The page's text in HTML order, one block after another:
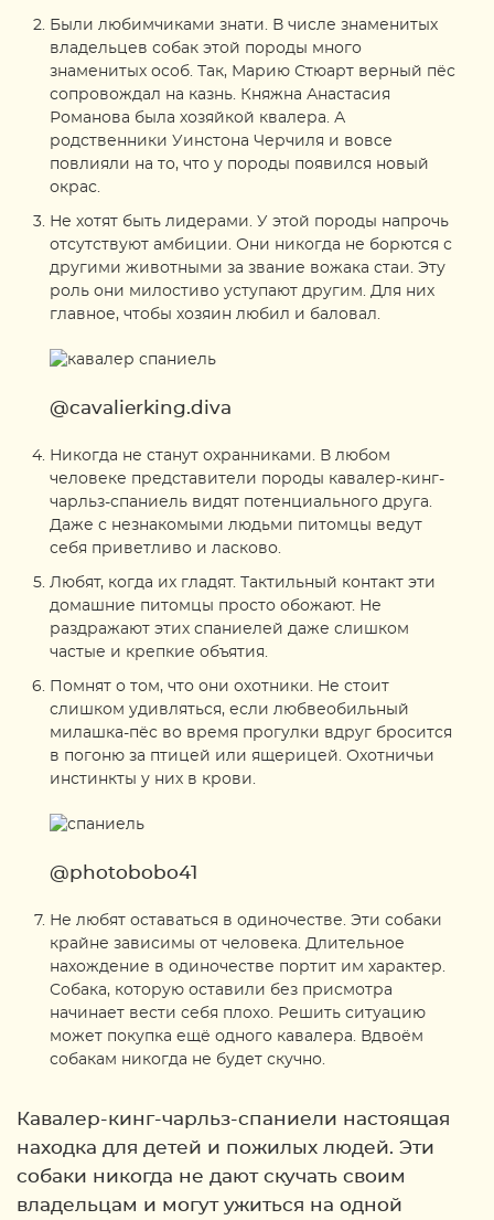
Были любимчиками знати. В числе знаменитых
владельцев собак этой породы много
знаменитых особ. Так, Марию Стюарт верный пёс
сопровождал на казнь. Княжна Анастасия
Романова была хозяйкой квалера. А
родственники Уинстона Черчиля и вовсе
повлияли на то, что у породы появился новый
окрас.
Не хотят быть лидерами. У этой породы напрочь
отсутствуют амбиции. Они никогда не борются с
другими животными за звание вожака стаи. Эту
роль они милостиво уступают другим. Для них
главное, чтобы хозяин любил и баловал.
@cavalierking.diva
Никогда не станут охранниками. В любом
человеке представители породы кавалер-кинг-
чарльз-спаниель видят потенциального друга.
Даже с незнакомыми людьми питомцы ведут
себя приветливо и ласково.
Любят, когда их гладят. Тактильный контакт эти
домашние питомцы просто обожают. Не
раздражают этих спаниелей даже слишком
частые и крепкие объятия.
Помнят о том, что они охотники. Не стоит
слишком удивляться, если любвеобильный
милашка-пёс во время прогулки вдруг бросится
в погоню за птицей или ящерицей. Охотничьи
инстинкты у них в крови.
@photobobo41
Не любят оставаться в одиночестве. Эти собаки
крайне зависимы от человека. Длительное
нахождение в одиночестве портит им характер.
Собака, которую оставили без присмотра
начинает вести себя плохо. Решить ситуацию
может покупка ещё одного кавалера. Вдвоём
собакам никогда не будет скучно.
Кавалер-кинг-чарльз-спаниели настоящая
находка для детей и пожилых людей. Эти
собаки никогда не дают скучать своим
владельцам и могут ужиться на одной